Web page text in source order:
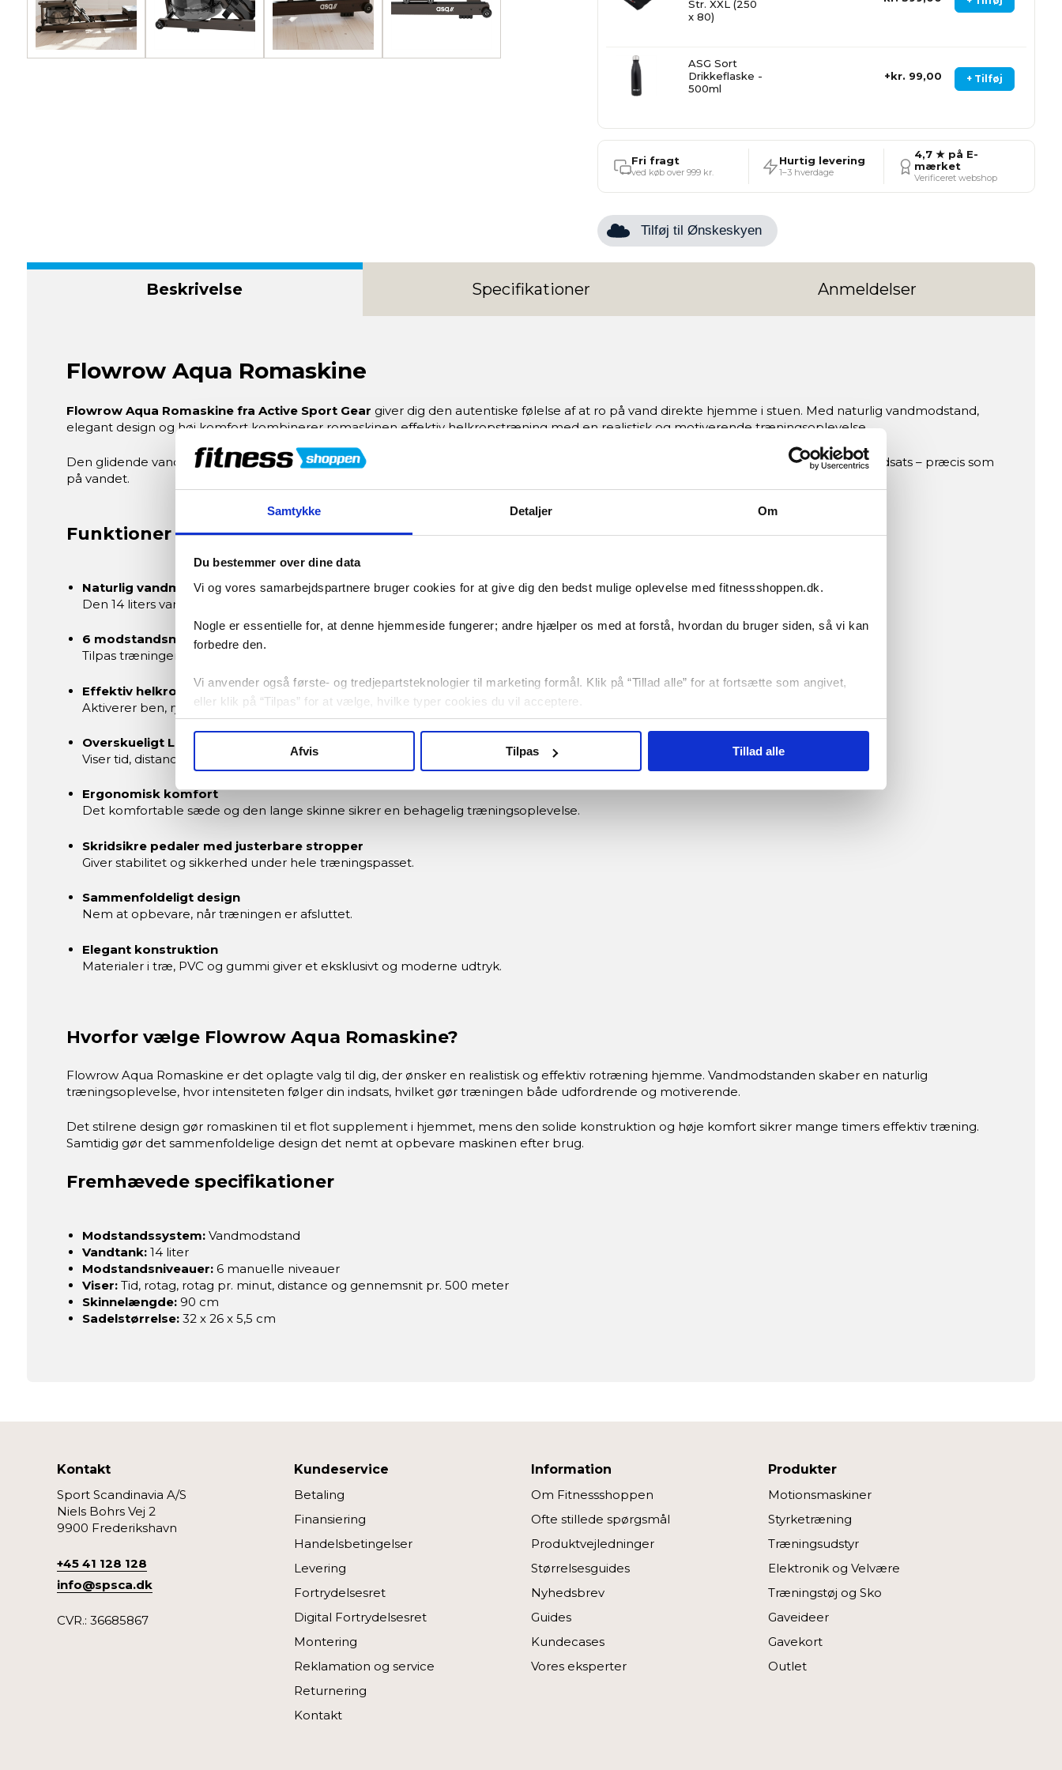
Samtykke Detaljer Om
Du bestemmer over dine data
Vi og vores samarbejdspartnere bruger cookies for at give dig den bedst mulige oplevelse med fitnessshoppen.dk.
Nogle er essentielle for, at denne hjemmeside fungerer; andre hjælper os med at forstå, hvordan du bruger siden, så vi kan
forbedre den.
Vi anvender også første- og tredjepartsteknologier til marketing formål. Klik på “Tillad alle” for at fortsætte som angivet,
eller klik på “Tilpas” for at vælge, hvilke typer cookies du vil acceptere.
Afvis Tilpas Tillad alle
Str. XXL (250
x 80)
+ Tilføj
ASG Sort
Drikkeflaske -
500ml
kr. 99,00
Fri fragt
ved køb over 999 kr.
Hurtig levering
1–3 hverdage
4,7 ★ på E-
mærket
Verificeret webshop
Tilføj til Ønskeskyen
Beskrivelse Specifikationer Anmeldelser
Flowrow Aqua Romaskine
Flowrow Aqua Romaskine fra Active Sport Gear giver dig den autentiske følelse af at ro på vand direkte hjemme i stuen. Med naturlig vandmodstand,
elegant design og høj komfort kombinerer romaskinen effektiv helkropstræning med en realistisk og motiverende træningsoplevelse.
Den glidende vandmodstand engagerer hele kroppen og skaber en naturlig robevægelse, hvor modstanden automatisk tilpasses din indsats – præcis som
på vandet.
Funktioner og fordele
Naturlig vandmodstand
Den 14 liters vandtank giver en autentisk og flydende rooplevelse med naturlig modstandsudvikling.
6 modstandsniveauer
Tilpas træningen ved at justere vandmængden i tanken efter dit niveau og dine mål.
Effektiv helkropstræning
Aktiverer ben, ryg, skuldre, arme og core i én samlet bevægelse.
Overskueligt LCD-display
Viser tid, distance, antal rotag, rotag pr. minut og gennemsnit pr. 500 meter.
Ergonomisk komfort
Det komfortable sæde og den lange skinne sikrer en behagelig træningsoplevelse.
Skridsikre pedaler med justerbare stropper
Giver stabilitet og sikkerhed under hele træningspasset.
Sammenfoldeligt design
Nem at opbevare, når træningen er afsluttet.
Elegant konstruktion
Materialer i træ, PVC og gummi giver et eksklusivt og moderne udtryk.
Hvorfor vælge Flowrow Aqua Romaskine?
Flowrow Aqua Romaskine er det oplagte valg til dig, der ønsker en realistisk og effektiv rotræning hjemme. Vandmodstanden skaber en naturlig
træningsoplevelse, hvor intensiteten følger din indsats, hvilket gør træningen både udfordrende og motiverende.
Det stilrene design gør romaskinen til et flot supplement i hjemmet, mens den solide konstruktion og høje komfort sikrer mange timers effektiv træning.
Samtidig gør det sammenfoldelige design det nemt at opbevare maskinen efter brug.
Fremhævede specifikationer
Modstandssystem:Vandmodstand
Vandtank:14 liter
Modstandsniveauer:6 manuelle niveauer
Viser:Tid, rotag, rotag pr. minut, distance og gennemsnit pr. 500 meter
Skinnelængde:90 cm
Sadelstørrelse:32 x 26 x 5,5 cm
Kontakt
Sport Scandinavia A/S
Niels Bohrs Vej 2
9900 Frederikshavn
+45 41 128 128
info@spsca.dk
CVR.: 36685867
Kundeservice
Betaling
Finansiering
Handelsbetingelser
Levering
Fortrydelsesret
Digital Fortrydelsesret
Montering
Reklamation og service
Returnering
Kontakt
Information
Om Fitnessshoppen
Ofte stillede spørgsmål
Produktvejledninger
Størrelsesguides
Nyhedsbrev
Guides
Kundecases
Vores eksperter
Produkter
Motionsmaskiner
Styrketræning
Træningsudstyr
Elektronik og Velvære
Træningstøj og Sko
Gaveideer
Gavekort
Outlet